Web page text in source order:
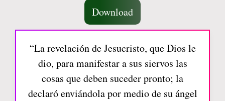
Download
“La revelación de Jesucristo, que Dios le
dio, para manifestar a sus siervos las
cosas que deben suceder pronto; la
declaró enviándola por medio de su ángel